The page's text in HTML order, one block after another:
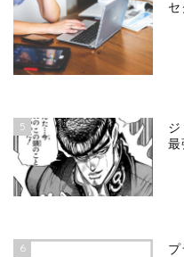
5
最
6